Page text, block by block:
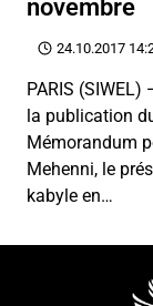
novembre
24.10.2017
PARIS
la publication
Mémorandum
Mehenni, le
kabyle en…